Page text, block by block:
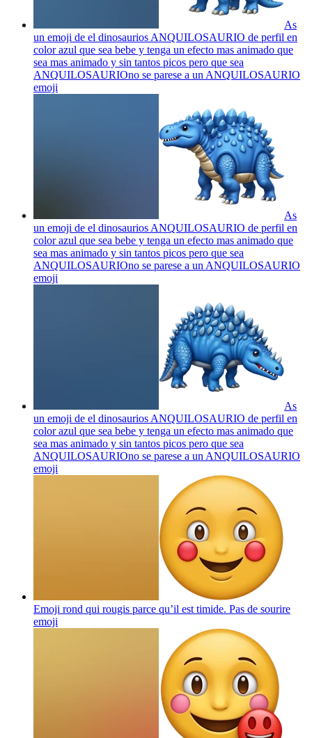
As
un emoji de el dinosaurios ANQUILOSAURIO de perfil en
color azul que sea bebe y tenga un efecto mas animado que
sea mas animado y sin tantos picos pero que sea
ANQUILOSAURIOno se parese a un ANQUILOSAURIO
emoji
As
un emoji de el dinosaurios ANQUILOSAURIO de perfil en
color azul que sea bebe y tenga un efecto mas animado que
sea mas animado y sin tantos picos pero que sea
ANQUILOSAURIOno se parese a un ANQUILOSAURIO
emoji
As
un emoji de el dinosaurios ANQUILOSAURIO de perfil en
color azul que sea bebe y tenga un efecto mas animado que
sea mas animado y sin tantos picos pero que sea
ANQUILOSAURIOno se parese a un ANQUILOSAURIO
emoji
Emoji rond qui rougis parce qu’il est timide. Pas de sourire
emoji